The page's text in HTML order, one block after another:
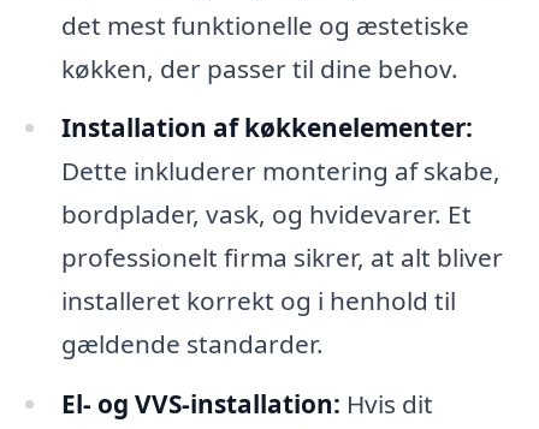
det mest funktionelle og æstetiske
køkken, der passer til dine behov.
Installation af køkkenelementer:
Dette inkluderer montering af skabe,
bordplader, vask, og hvidevarer. Et
professionelt firma sikrer, at alt bliver
installeret korrekt og i henhold til
gældende standarder.
El- og VVS-installation: Hvis dit